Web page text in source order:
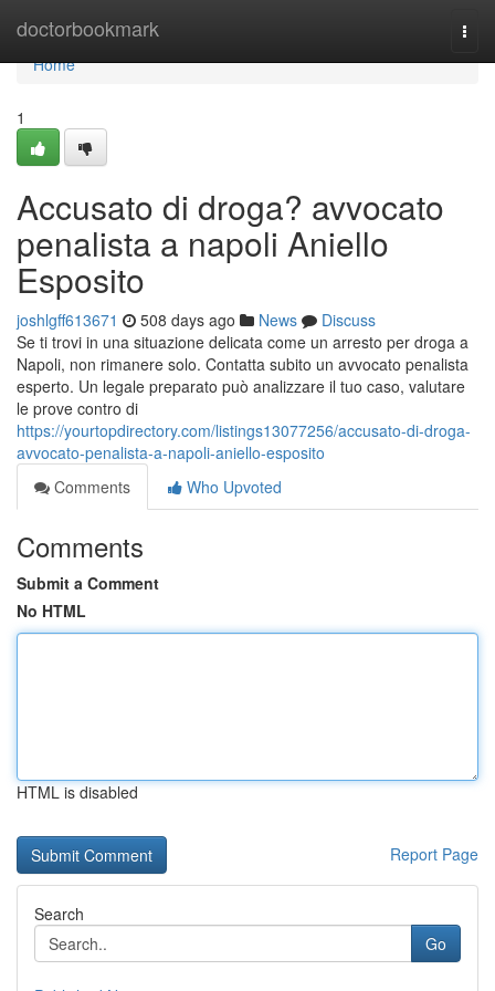
doctorbookmark
Home
Home
1
Accusato di droga? avvocato
penalista a napoli Aniello
Esposito
joshlgff613671 508 days ago News
Discuss
Se ti trovi in una situazione delicata come un arresto per droga a
Napoli, non rimanere solo. Contatta subito un avvocato penalista
esperto. Un legale preparato può analizzare il tuo caso, valutare
le prove contro di
https://yourtopdirectory.com/listings13077256/accusato-di-droga-
avvocato-penalista-a-napoli-aniello-esposito
Comments
Who Upvoted
Comments
Submit a Comment
No HTML
HTML is disabled
Report Page
Search
Go